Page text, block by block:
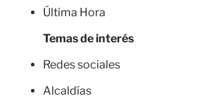
Última Hora
Temas de interés
Redes sociales
Alcaldías